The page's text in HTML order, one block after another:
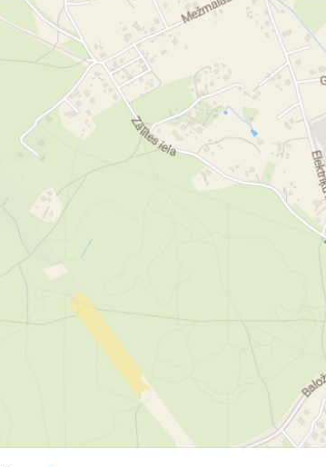
насосы для
сантехника
котлы
аккумуляционные
краны
смесители
термореле
гранульные котлы
электрические
многослойные трубы
водопропускные
подземные